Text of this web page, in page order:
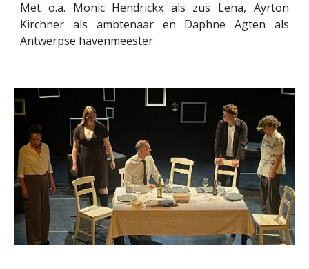
Met o.a. Monic Hendrickx als zus Lena, Ayrton
Kirchner als ambtenaar en Daphne Agten als
Antwerpse havenmeester.